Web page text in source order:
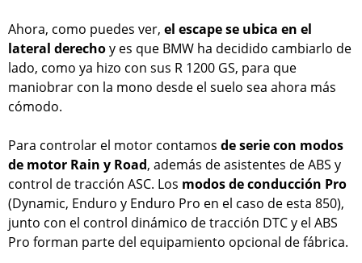
Ahora, como puedes ver, el escape se ubica en el
lateral derechoy es que BMW ha decidido cambiarlo de
lado, como ya hizo con sus R 1200 GS, para que
maniobrar con la mono desde el suelo sea ahora más
cómodo.
Para controlar el motor contamos de serie con modos
de motor Rain y Road, además de asistentes de ABS y
control de tracción ASC. Los modos de conducción Pro
(Dynamic, Enduro y Enduro Pro en el caso de esta 850),
junto con el control dinámico de tracción DTC y el ABS
Pro forman parte del equipamiento opcional de fábrica.